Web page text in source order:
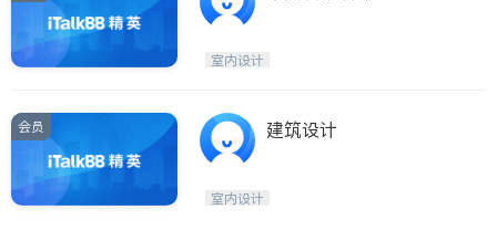
室内设计
会员 建筑设计
室内设计